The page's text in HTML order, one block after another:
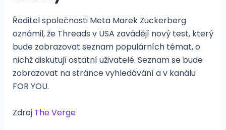
Ředitel společnosti Meta Marek Zuckerberg
oznámil, že Threads v USA zavádějí nový test, který
bude zobrazovat seznam populárních témat, o
nichž diskutují ostatní uživatelé. Seznam se bude
zobrazovat na stránce vyhledávání a v kanálu
FOR YOU.
Zdroj The Verge